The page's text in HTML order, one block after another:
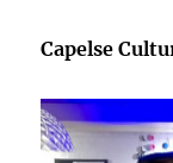
Capelse